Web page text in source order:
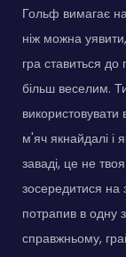
Гольф вимагає
ніж можна
гра ставиться
більш веселим.
м'яч якнайдалі і
заваді, це не
зосередитися на
потрапив в одну
справжньому,